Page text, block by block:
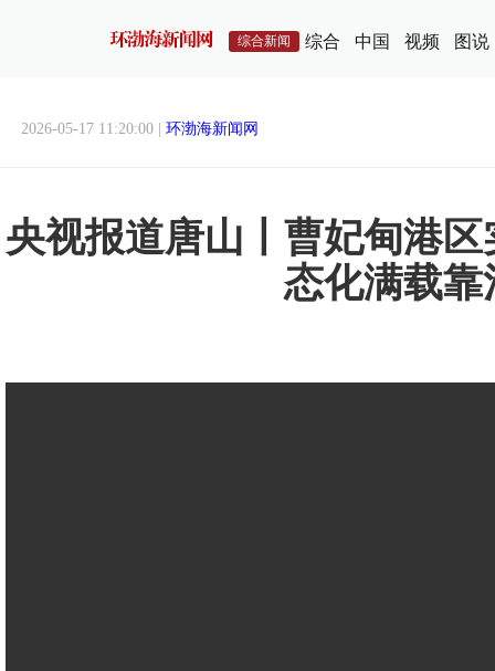
综合新闻 综合 中国 视频 图说
2026-05-17 11:20:00 | 环渤海新闻网
央视报道唐山丨曹妃甸港
态化满载靠